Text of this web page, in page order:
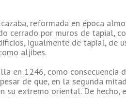
reformada en época
cerrado por muros de tapial,
igualmente de tapial, de
aljibes.
en 1246, como consecuencia
de que, en la segunda
extremo oriental. De hecho,